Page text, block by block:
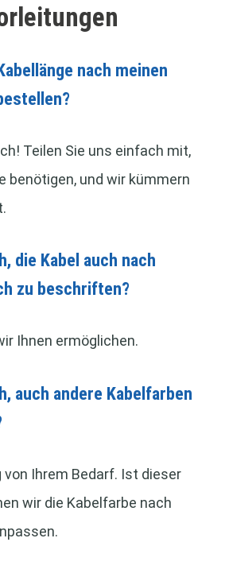
nach meinen
Teilen Sie uns einfach mit,
benötigen, und wir kümmern
die Kabel auch nach
zu beschriften?
Ihnen ermöglichen.
auch andere Kabelfarben
von Ihrem Bedarf. Ist dieser
wir die Kabelfarbe nach